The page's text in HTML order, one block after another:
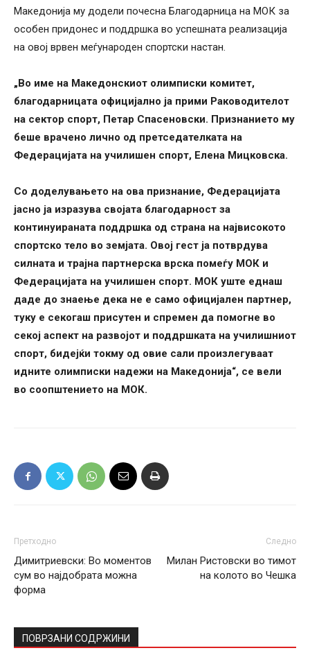
Македонија му додели почесна Благодарница на МОК за
особен придонес и поддршка во успешната реализација
на овој врвен меѓународен спортски настан.
„Во име на Македонскиот олимписки комитет,
благодарницата официјално ја прими Раководителот
на сектор спорт, Петар Спасеновски. Признанието му
беше врачено лично од претседателката на
Федерацијата на училишен спорт, Елена Мицковска.
Со доделувањето на ова признание, Федерацијата
јасно ја изразува својата благодарност за
континуираната поддршка од страна на највисокото
спортско тело во земјата. Овој гест ја потврдува
силната и трајна партнерска врска помеѓу МОК и
Федерацијата на училишен спорт. МОК уште еднаш
даде до знаење дека не е само официјален партнер,
туку е секогаш присутен и спремен да помогне во
секој аспект на развојот и поддршката на училишниот
спорт, бидејќи токму од овие сали произлегуваат
идните олимписки надежи на Македонија“, се вели
во соопштението на МОК.
Претходно
Димитриевски: Во моментов
сум во најдобрата можна
форма
Следно
Милан Ристовски во тимот
на колото во Чешка
ПОВРЗАНИ СОДРЖИНИ